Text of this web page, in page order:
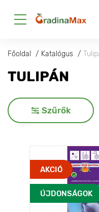
Főoldal Katalógus
TULIPÁN
Szűrők
AKCIÓ
ÚJDONSÁGOK